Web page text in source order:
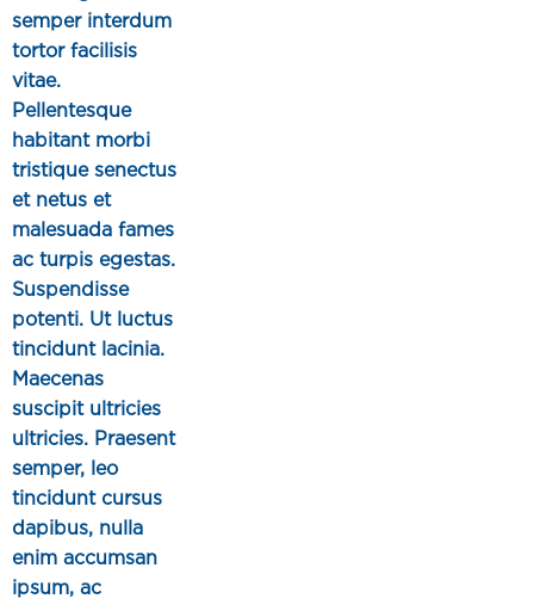
semper interdum
tortor facilisis
vitae.
Pellentesque
habitant morbi
tristique senectus
et netus et
malesuada fames
ac turpis egestas.
Suspendisse
potenti. Ut luctus
tincidunt lacinia.
Maecenas
suscipit ultricies
ultricies. Praesent
semper, leo
tincidunt cursus
dapibus, nulla
enim accumsan
ipsum, ac